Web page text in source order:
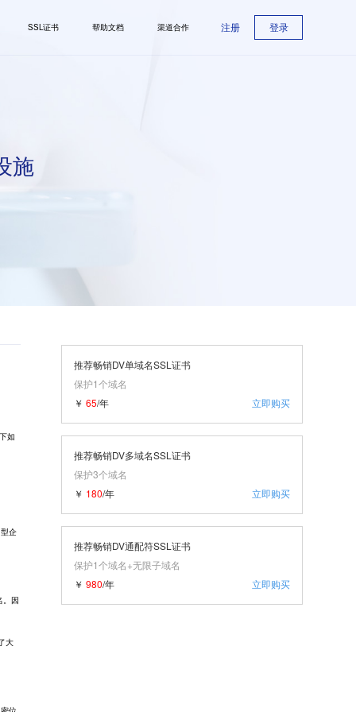
SSL证书 帮助文档 渠道合作 注册 登录
施
如
企
。因
大
推荐畅销DV单域名SSL证书
保护1个域名
立即购买
￥ 65/年
推荐畅销DV多域名SSL证书
保护3个域名
立即购买
￥ 180/年
推荐畅销DV通配符SSL证书
保护1个域名+无限子域名
立即购买
￥ 980/年